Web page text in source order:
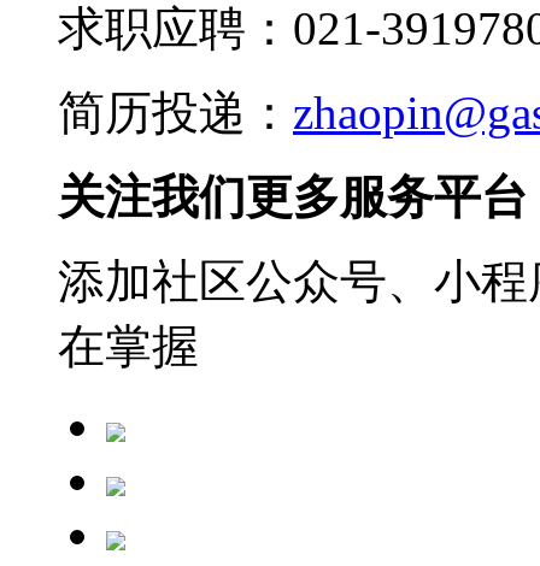
求职应聘：021-
简历投递：
关注我们更多服务平台
添加社区公众号、小
在掌握